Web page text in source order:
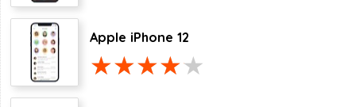
Apple iPhone 12